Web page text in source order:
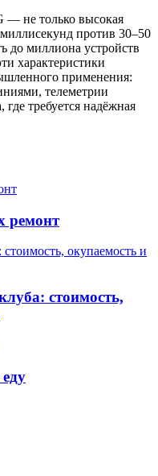
— не только высокая
против 30–50
до миллиона устройств
характеристики
применения:
телеметрии
требуется надёжная
ремонт
стоимость,